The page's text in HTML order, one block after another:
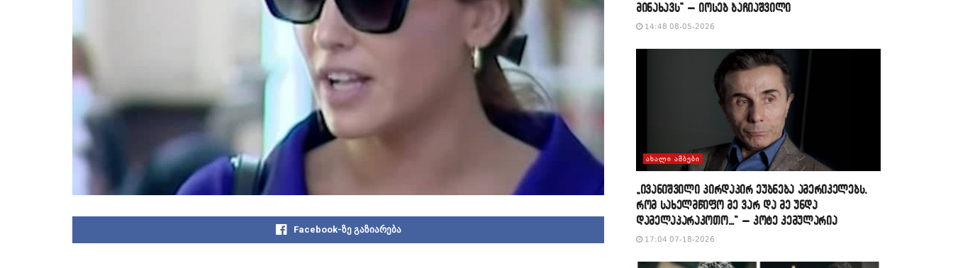
Facebook-ზე გაზიარება
მინახავს” – იოსებ ბაჩიაშვილი
14:48 08-05-2026
ᲐᲮᲐᲚᲘ ᲐᲛᲑᲔᲑᲘ
„ივანიშვილი პირდაპირ ეუბნება ამერიკელებს,
რომ სახელმწიფო მე ვარ და მე უნდა
დამელაპარაკოთო…“ – კოტე კემულარია
17:04 07-18-2026